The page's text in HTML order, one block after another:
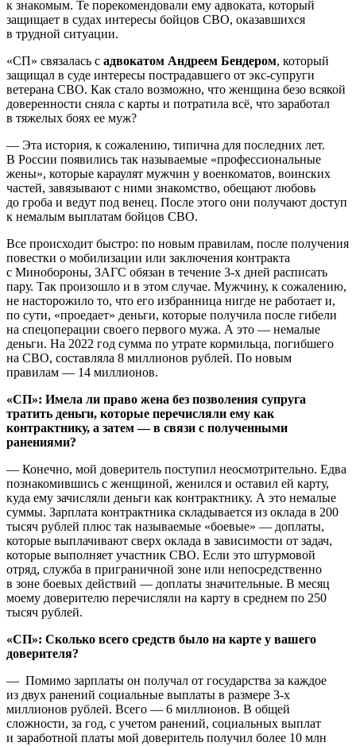
к знакомым. Те порекомендовали ему адвоката, который
защищает в судах интересы бойцов СВО, оказавшихся
в трудной ситуации.
«СП» связалась с адвокатом Андреем Бендером, который
защищал в суде интересы пострадавшего от экс-супруги
ветерана СВО. Как стало возможно, что женщина безо всякой
доверенности сняла с карты и потратила всё, что заработал
в тяжелых боях ее муж?
— Эта история, к сожалению, типична для последних лет.
В России появились так называемые «профессиональные
жены», которые караулят мужчин у военкоматов, воинских
частей, завязывают с ними знакомство, обещают любовь
до гроба и ведут под венец. После этого они получают доступ
к немалым выплатам бойцов СВО.
Все происходит быстро: по новым правилам, после получения
повестки о мобилизации или заключения контракта
с Минобороны, ЗАГС обязан в течение 3-х дней расписать
пару. Так произошло и в этом случае. Мужчину, к сожалению,
не насторожило то, что его избранница нигде не работает и,
по сути, «проедает» деньги, которые получила после гибели
на спецоперации своего первого мужа. А это — немалые
деньги. На 2022 год сумма по утрате кормильца, погибшего
на СВО, составляла 8 миллионов рублей. По новым
правилам — 14 миллионов.
«СП»: Имела ли право жена без позволения супруга
тратить деньги, которые перечисляли ему как
контрактнику, а затем — в связи с полученными
ранениями?
— Конечно, мой доверитель поступил неосмотрительно. Едва
познакомившись с женщиной, женился и оставил ей карту,
куда ему зачисляли деньги как контрактнику. А это немалые
суммы. Зарплата контрактника складывается из оклада в 200
тысяч рублей плюс так называемые «боевые» — доплаты,
которые выплачивают сверх оклада в зависимости от задач,
которые выполняет участник СВО. Если это штурмовой
отряд, служба в приграничной зоне или непосредственно
в зоне боевых действий — доплаты значительные. В месяц
моему доверителю перечисляли на карту в среднем по 250
тысяч рублей.
«СП»: Сколько всего средств было на карте у вашего
доверителя?
— Помимо зарплаты он получал от государства за каждое
из двух ранений социальные выплаты в размере 3-х
миллионов рублей. Всего — 6 миллионов. В общей
сложности, за год, с учетом ранений, социальных выплат
и заработной платы мой доверитель получил более 10 млн